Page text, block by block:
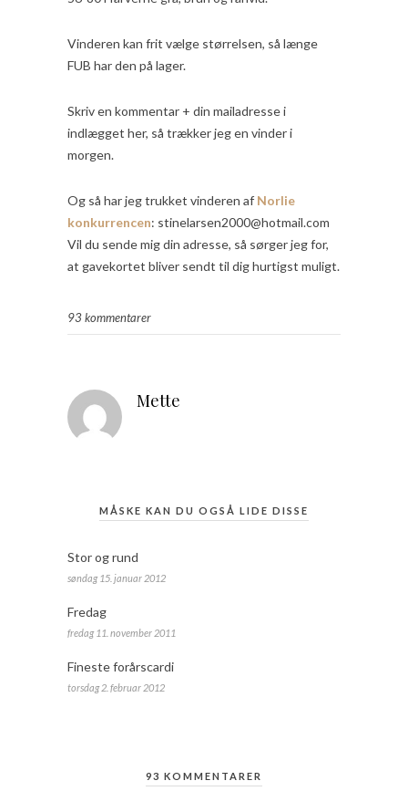
Vinderen kan frit vælge størrelsen, så længe
FUB har den på lager.
Skriv en kommentar + din mailadresse i
indlægget her, så trækker jeg en vinder i
morgen.
Og så har jeg trukket vinderen af Norlie
konkurrencen: stinelarsen2000@hotmail.com
Vil du sende mig din adresse, så sørger jeg for,
at gavekortet bliver sendt til dig hurtigst muligt.
93 kommentarer
Mette
MÅSKE KAN DU OGSÅ LIDE DISSE
Stor og rund
søndag 15. januar 2012
Fredag
fredag 11. november 2011
Fineste forårscardi
torsdag 2. februar 2012
93 KOMMENTARER